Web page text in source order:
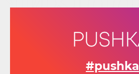
#pushka